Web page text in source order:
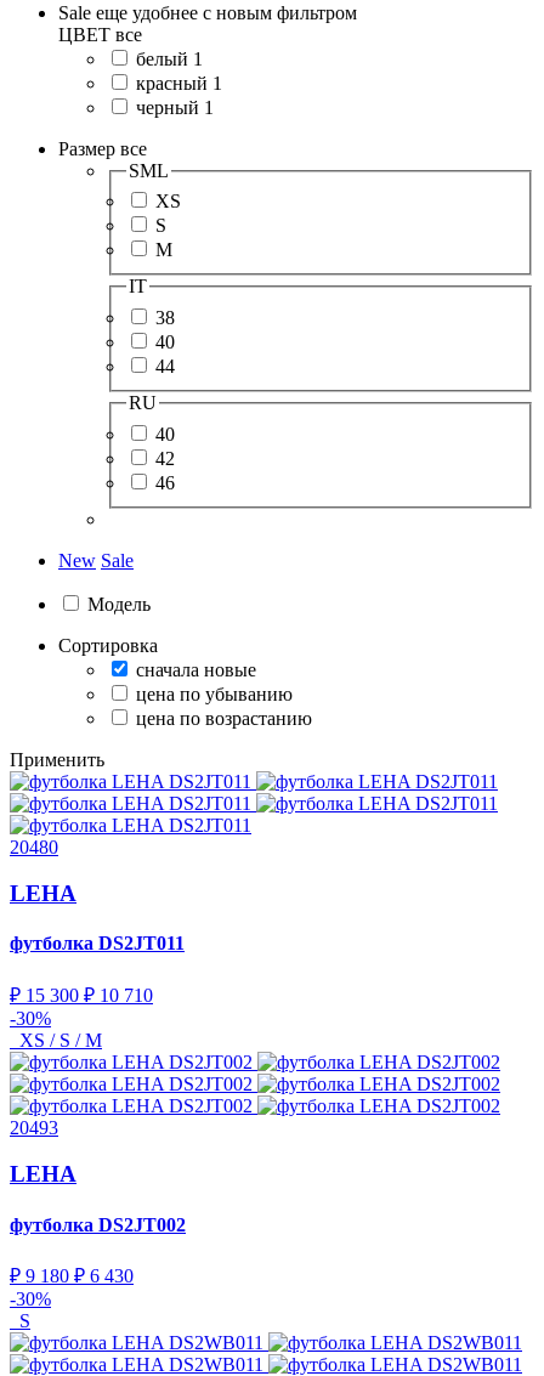
Sale еще удобнее с новым фильтром
ЦВЕТ все
белый 1
красный 1
черный 1
Размер все
SML
XS
S
M
IT
38
40
44
RU
40
42
46
New Sale
Модель
Сортировка
сначала новые
цена по убыванию
цена по возрастанию
Применить
20480
LEHA
футболка DS2JT011
₽ 15 300 ₽ 10 710
-30%
XS / S / M
20493
LEHA
футболка DS2JT002
₽ 9 180 ₽ 6 430
-30%
S